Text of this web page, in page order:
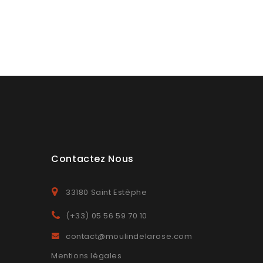
Contactez Nous
33180 Saint Estèphe
(+33) 05 56 59 70 10
contact@moulindelarose.com
Mentions légales